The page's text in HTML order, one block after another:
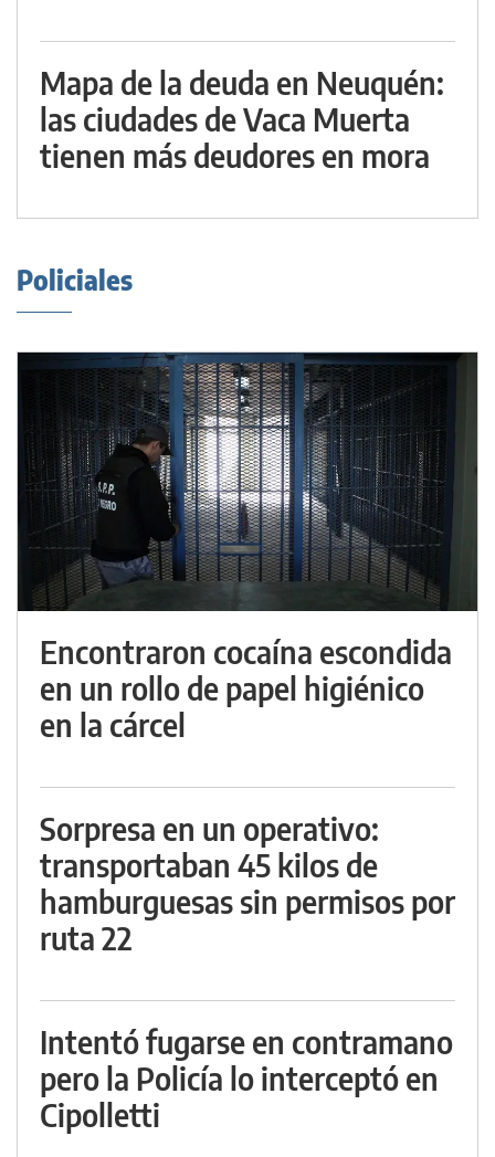
Mapa de la deuda en Neuquén:
las ciudades de Vaca Muerta
tienen más deudores en mora
Policiales
Encontraron cocaína escondida
en un rollo de papel higiénico
en la cárcel
Sorpresa en un operativo:
transportaban 45 kilos de
hamburguesas sin permisos por
ruta 22
Intentó fugarse en contramano
pero la Policía lo interceptó en
Cipolletti